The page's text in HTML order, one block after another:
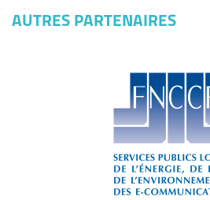
AUTRES PARTENAIRES